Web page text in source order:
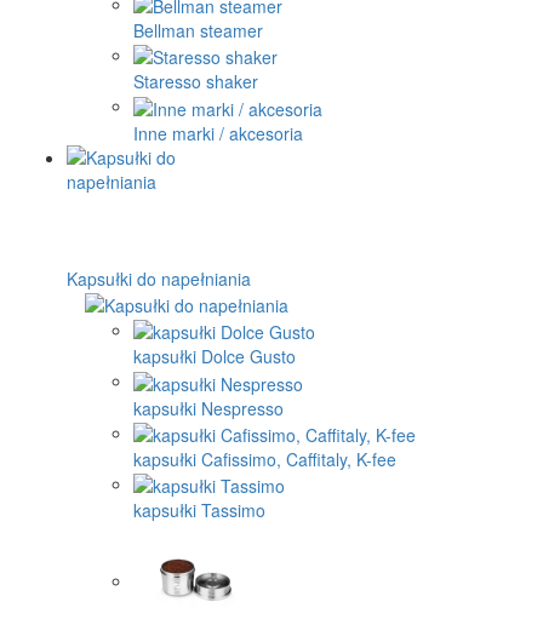
Bellman steamer
Staresso shaker
Inne marki / akcesoria
Kapsułki do napełniania
kapsułki Dolce Gusto
kapsułki Nespresso
kapsułki Cafissimo, Caffitaly, K-fee
kapsułki Tassimo